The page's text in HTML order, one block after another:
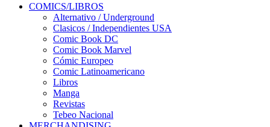
COMICS/LIBROS
Alternativo / Underground
Clasicos / Independientes USA
Comic Book DC
Comic Book Marvel
Cómic Europeo
Comic Latinoamericano
Libros
Manga
Revistas
Tebeo Nacional